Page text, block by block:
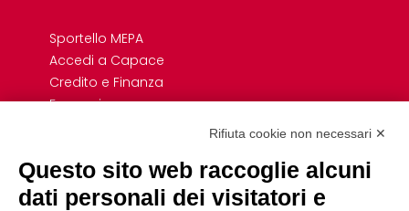
Sportello MEPA
Accedi a Capace
Credito e Finanza
Formazione
Convenzioni
Link Rapidi
Rifiuta cookie non necessari ✕
Questo sito web raccoglie alcuni
dati personali dei visitatori e